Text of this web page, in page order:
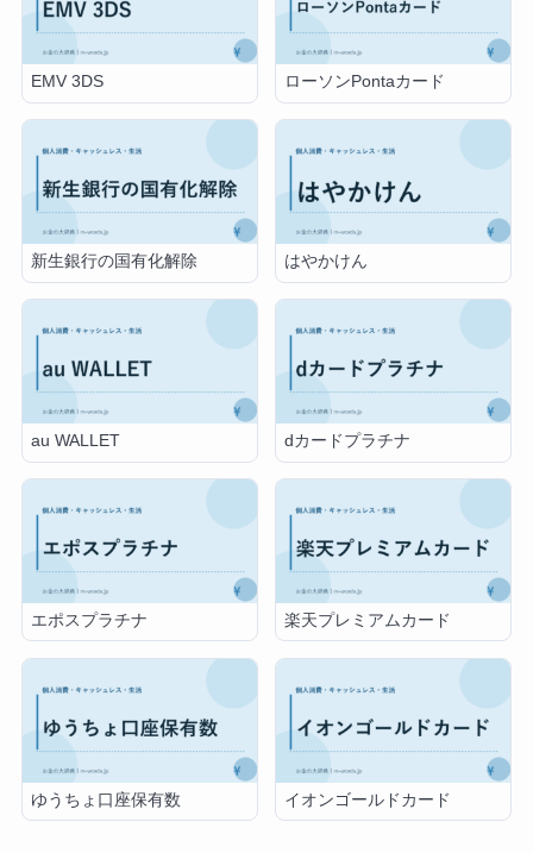
EMV 3DS ローソンPontaカード
新生銀行の国有化解除 はやかけん
au WALLET dカードプラチナ
エポスプラチナ 楽天プレミアムカード
ゆうちょ口座保有数 イオンゴールドカード